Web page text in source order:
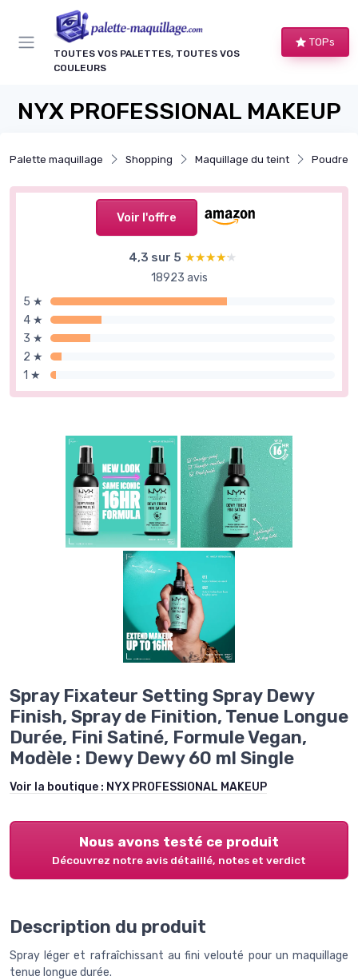
TOUTES VOS PALETTES, TOUTES VOS
COULEURS
TOPs
NYX PROFESSIONAL MAKEUP
Palette maquillage Shopping Maquillage du teint Poudres
Voir l'offre
4,3 sur 5 ★★★★★
★★★★★
18923 avis
5 ★
4 ★
3 ★
2 ★
1 ★
Spray Fixateur Setting Spray Dewy
Finish, Spray de Finition, Tenue Longue
Durée, Fini Satiné, Formule Vegan,
Modèle : Dewy Dewy 60 ml Single
Voir la boutique : NYX PROFESSIONAL MAKEUP
Nous avons testé ce produit
Découvrez notre avis détaillé, notes et verdict
Description du produit
Spray léger et rafraîchissant au fini velouté pour un maquillage
tenue longue durée.
Panneau de gestion des cookies